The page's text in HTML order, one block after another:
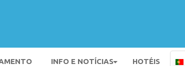
INFO E NOTÍCIAS HOTÉIS